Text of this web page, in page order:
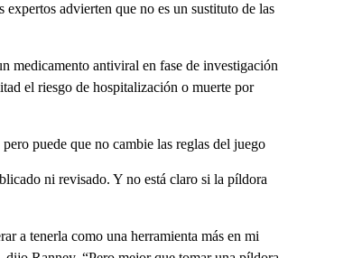
advierten que no es un sustituto de las
medicamento antiviral en fase de investigación
el riesgo de hospitalización o muerte por
puede que no cambie las reglas del juego
ni revisado. Y no está claro si la píldora
a tenerla como una herramienta más en mi